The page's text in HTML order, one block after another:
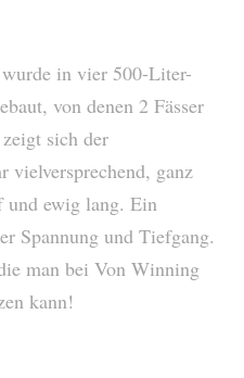
in vier 500-Liter-
von denen 2 Fässer
sich der
vielversprechend, ganz
und ewig lang. Ein
Spannung und Tiefgang.
man bei Von Winning
kann!